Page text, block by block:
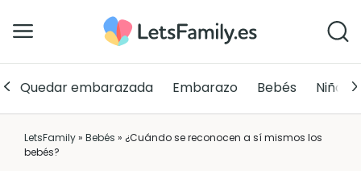
Quedar embarazada Embarazo Bebés Niños
LetsFamily» Bebés » ¿Cuándo se reconocen a sí mismos los
bebés?